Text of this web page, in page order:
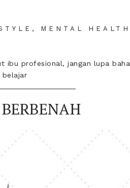
MENTAL
ibu profesional,jangan lupa
belajar